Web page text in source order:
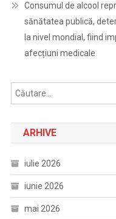
Consumul de alcool
sănătatea publică,
la nivel mondial, fiind
afecțiuni medicale
ARHIVE
iulie 2026
iunie 2026
mai 2026